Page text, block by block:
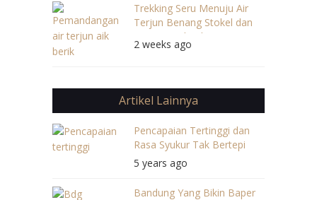
Trekking Seru Menuju Air
Terjun Benang Stokel dan
Benang Kelambu
2 weeks ago
Artikel Lainnya
Pencapaian Tertinggi dan
Rasa Syukur Tak Bertepi
5 years ago
Bandung Yang Bikin Baper